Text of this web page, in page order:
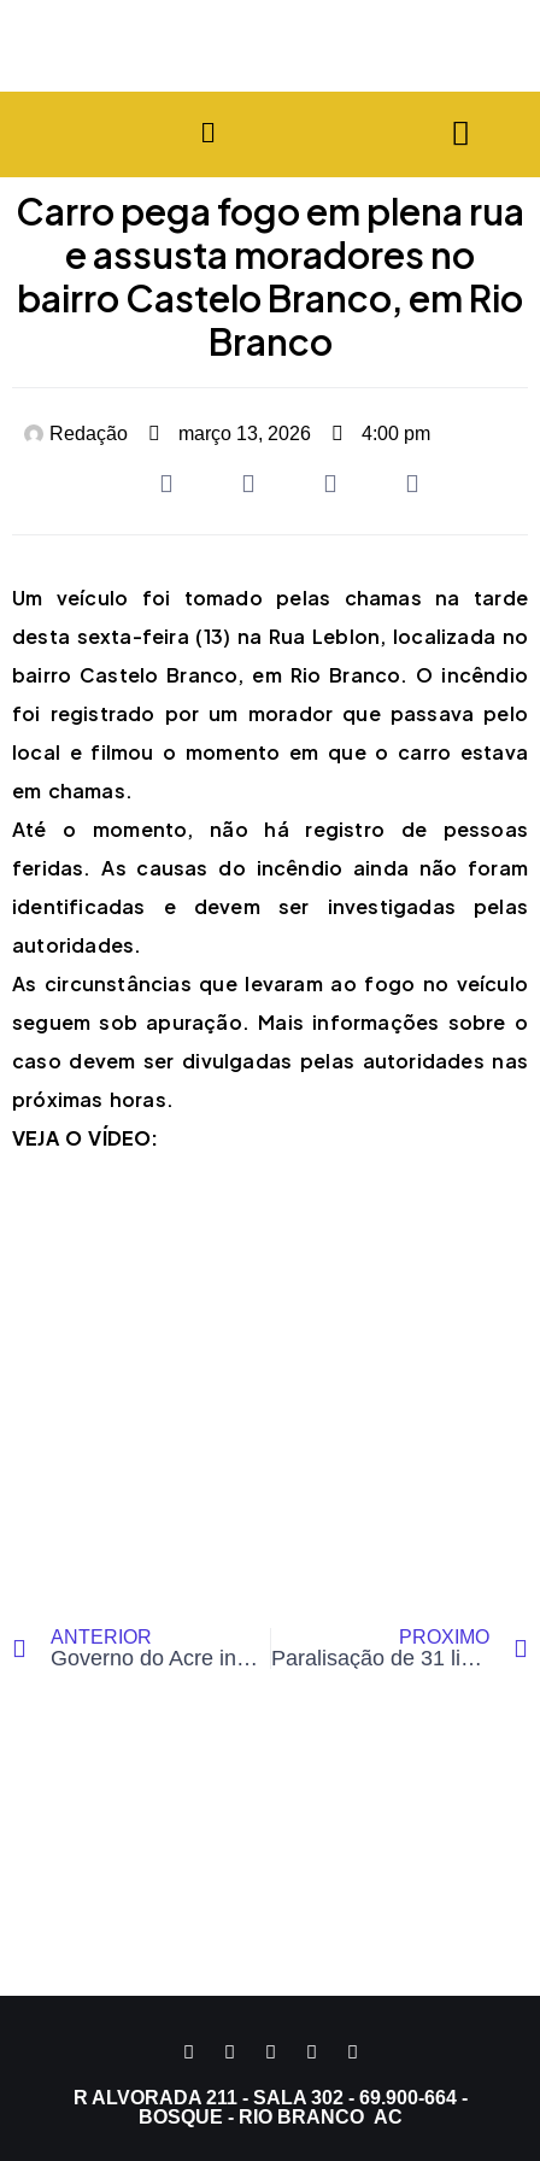
Carro pega fogo em plena rua
e assusta moradores no
bairro Castelo Branco, em Rio
Branco
Redação março 13, 2026 4:00 pm
Um veículo foi tomado pelas chamas na tarde
desta sexta-feira (13) na Rua Leblon, localizada no
bairro Castelo Branco, em Rio Branco. O incêndio
foi registrado por um morador que passava pelo
local e filmou o momento em que o carro estava
em chamas.
Até o momento, não há registro de pessoas
feridas. As causas do incêndio ainda não foram
identificadas e devem ser investigadas pelas
autoridades.
As circunstâncias que levaram ao fogo no veículo
seguem sob apuração. Mais informações sobre o
caso devem ser divulgadas pelas autoridades nas
próximas horas.
VEJA O VÍDEO:
ANTERIOR
Governo do Acre inaugura espaço provisório para idosos do Lar Vicentino durante reforma de R$ 2,4 milhões
PRÓXIMO
Paralisação de 31 linhas de ônibus em Rio Branco gera crise no transporte e preocupa passageiros
R ALVORADA 211 - SALA 302 - 69.900-664 -
BOSQUE - RIO BRANCO AC